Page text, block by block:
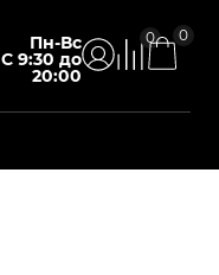
Пн-Вс
С 9:30 до
20:00
0 0